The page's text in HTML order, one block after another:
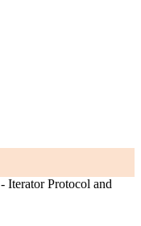
Iterator Protocol and